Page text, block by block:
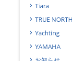
Tiara
TRUE NORTH
Yachting
YAMAHA